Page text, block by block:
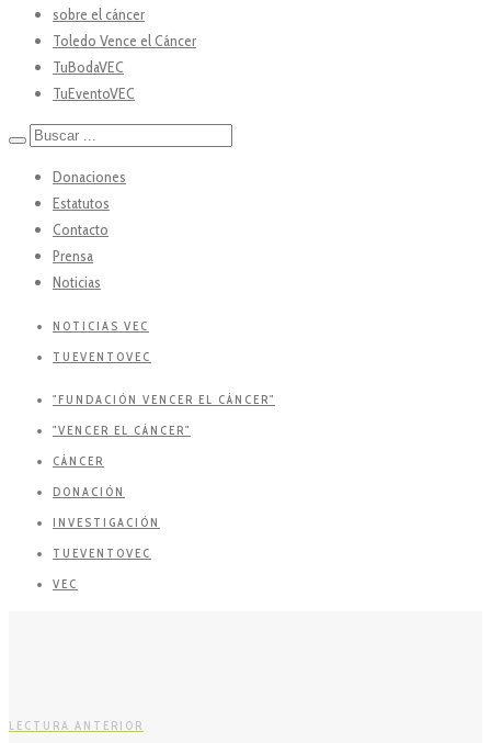
sobre el cáncer
Toledo Vence el Cáncer
TuBodaVEC
TuEventoVEC
Donaciones
Estatutos
Contacto
Prensa
Noticias
NOTICIAS VEC
TUEVENTOVEC
"FUNDACIÓN VENCER EL CÁNCER"
"VENCER EL CÁNCER"
CÁNCER
DONACIÓN
INVESTIGACIÓN
TUEVENTOVEC
VEC
LECTURA ANTERIOR